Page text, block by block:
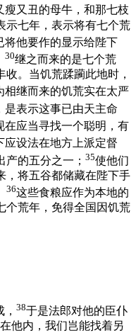
瘦又丑的母牛，和那七枝
示七年，表示将有七个荒
将他要作的显示给陛下
30继之而来的是七个荒
。当饥荒蹂躏此地时，
相继而来的饥荒实在太严
是表示这事已由天主命
在应当寻找一个聪明，有
应设法在地方上派定督
的五分之一； 35使他们
，将五谷都储藏在陛下手
36这些食粮应作为本地的
个荒年，免得全国因饥荒
38于是法郎对他的臣仆
他内，我们岂能找着另